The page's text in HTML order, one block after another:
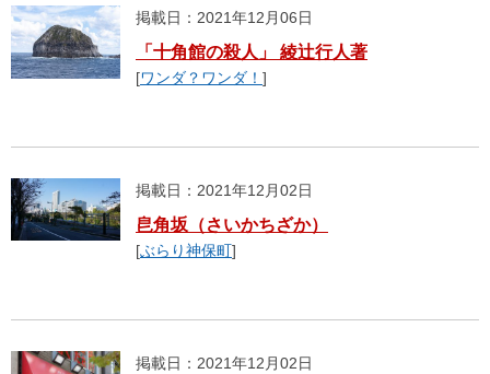
掲載日：2021年12月06日
「十角館の殺人」 綾辻行人著
[ワンダ？ワンダ！ ]
掲載日：2021年12月02日
皀角坂（さいかちざか）
[ぶらり神保町]
掲載日：2021年12月02日